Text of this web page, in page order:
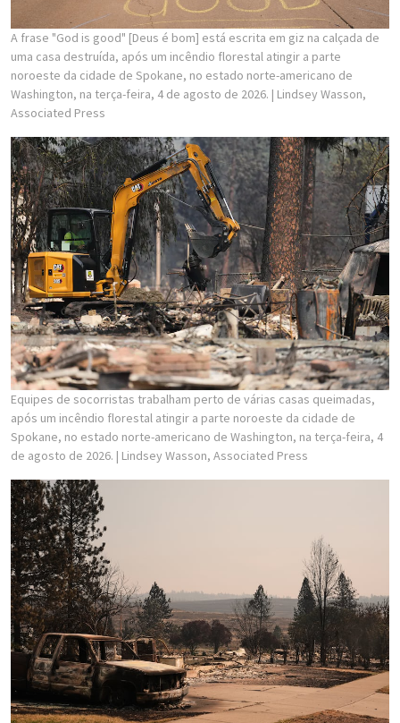
A frase "God is good" [Deus é bom] está escrita em giz na calçada de
uma casa destruída, após um incêndio florestal atingir a parte
noroeste da cidade de Spokane, no estado norte-americano de
Washington, na terça-feira, 4 de agosto de 2026. | Lindsey Wasson,
Associated Press
Equipes de socorristas trabalham perto de várias casas queimadas,
após um incêndio florestal atingir a parte noroeste da cidade de
Spokane, no estado norte-americano de Washington, na terça-feira, 4
de agosto de 2026. | Lindsey Wasson, Associated Press